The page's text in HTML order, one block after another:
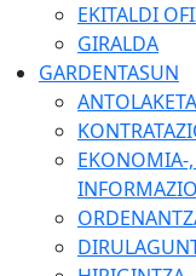
EKITALDI
GIRALDA
GARDENTASUN
EKONOMIA-